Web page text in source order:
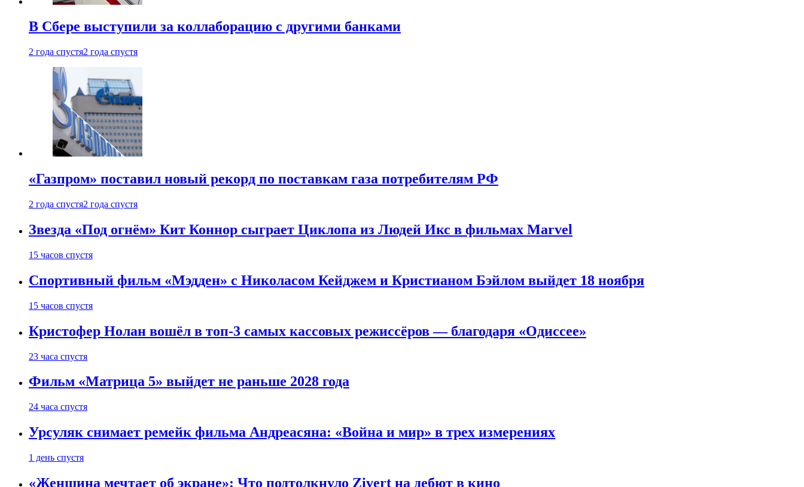
В Сбере выступили за коллаборацию с другими банками
2 года спустя2 года спустя
«Газпром» поставил новый рекорд по поставкам газа потребителям РФ
2 года спустя2 года спустя
Звезда «Под огнём» Кит Коннор сыграет Циклопа из Людей Икс в фильмах Marvel
15 часов спустя
Спортивный фильм «Мэдден» с Николасом Кейджем и Кристианом Бэйлом выйдет 18 ноября
15 часов спустя
Кристофер Нолан вошёл в топ-3 самых кассовых режиссёров — благодаря «Одиссее»
23 часа спустя
Фильм «Матрица 5» выйдет не раньше 2028 года
24 часа спустя
Урсуляк снимает ремейк фильма Андреасяна: «Война и мир» в трех измерениях
1 день спустя
«Женщина мечтает об экране»: Что подтолкнуло Zivert на дебют в кино